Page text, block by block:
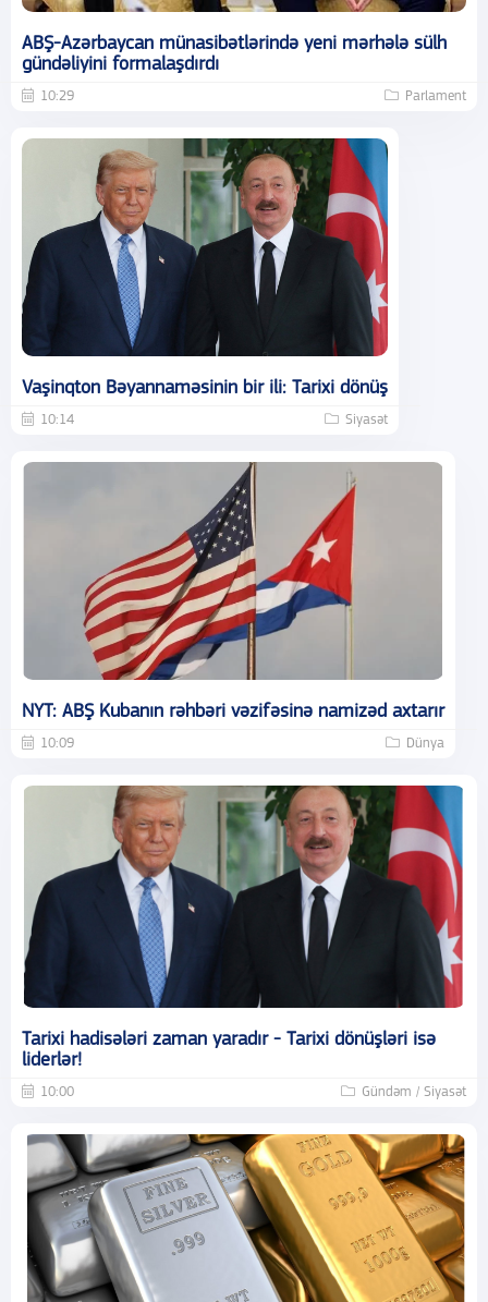
ABŞ-Azərbaycan münasibətlərində yeni mərhələ sülh
gündəliyini formalaşdırdı
10:29 Parlament
Vaşinqton Bəyannaməsinin bir ili: Tarixi dönüş
10:14 Siyasət
NYT: ABŞ Kubanın rəhbəri vəzifəsinə namizəd axtarır
10:09 Dünya
Tarixi hadisələri zaman yaradır - Tarixi dönüşləri isə
liderlər!
10:00 Gündəm / Siyasət